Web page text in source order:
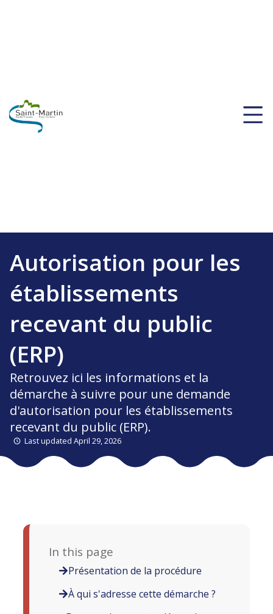
Autorisation pour les
établissements
recevant du public
(ERP)
Retrouvez ici les informations et la
démarche à suivre pour une demande
d'autorisation pour les établissements
recevant du public (ERP).
Last updated April 29, 2026
In this page
Présentation de la procédure
À qui s'adresse cette démarche ?